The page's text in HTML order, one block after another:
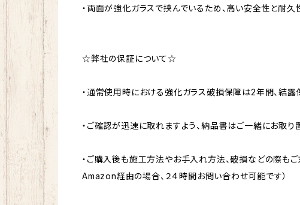
・両面が強化ガラスで挟んでいるため、高い安全性と耐久
☆弊社の保証について☆
・通常使用時における強化ガラス破損保障は2年間、結露
・ご確認が迅速に取れますよう、納品書はご一緒にお取り
・ご購入後も施工方法やお手入れ方法、破損などの際もご
Amazon経由の場合、２４時間お問い合わせ可能です）